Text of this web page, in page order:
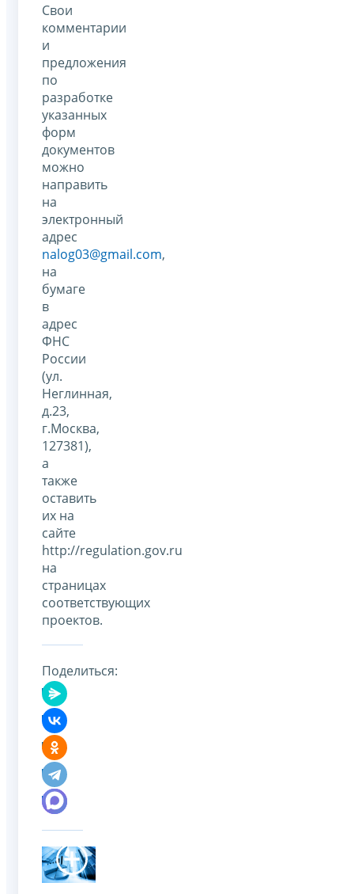
Свои
комментарии
и
предложения
по
разработке
указанных
форм
документов
можно
направить
на
электронный
адрес
nalog03@gmail.com,
на
бумаге
в
адрес
ФНС
России
(ул.
Неглинная,
д.23,
г.Москва,
127381),
а
также
оставить
их на
сайте
http://regulation.gov.ru
на
страницах
соответствующих
проектов.
Поделиться: